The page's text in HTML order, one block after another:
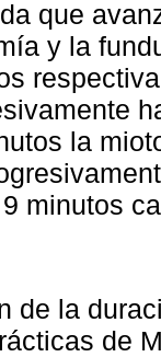
que
y la
la
minutos
de la
de